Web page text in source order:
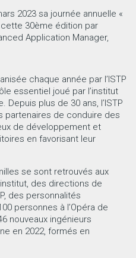
2023 sa journée annuelle «
cette 30ème édition par
Application Manager,
chaque année par l’ISTP
essentiel joué par l’institut
plus de 30 ans, l’ISTP
partenaires de conduire des
de développement et
en favorisant leur
se sont retrouvés aux
des directions de
des personnalités
personnes à l’Opéra de
nouveaux ingénieurs
en 2022, formés en